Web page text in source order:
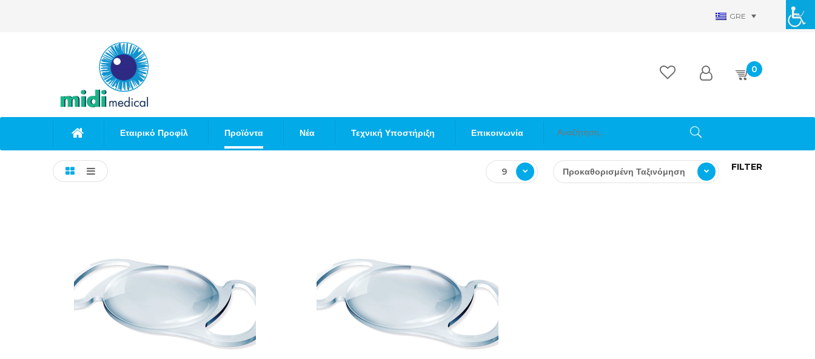
GRE
0
Εταιρικό Προφίλ Προϊόντα Νέα Τεχνική Υποστήριξη Επικοινωνία
FILTER
Προκαθορισμένη Ταξινόμηση
9